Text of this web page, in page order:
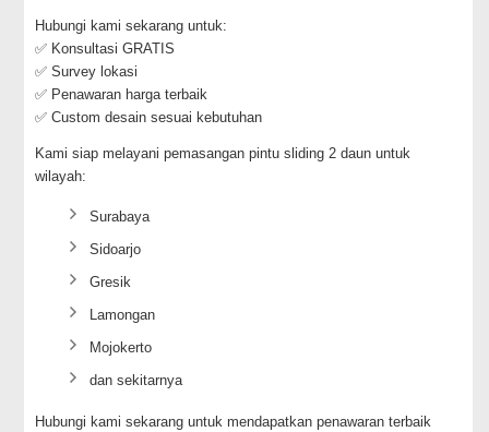
Hubungi kami sekarang untuk:
✅ Konsultasi GRATIS
✅ Survey lokasi
✅ Penawaran harga terbaik
✅ Custom desain sesuai kebutuhan
Kami siap melayani pemasangan pintu sliding 2 daun untuk
wilayah:
Surabaya
Sidoarjo
Gresik
Lamongan
Mojokerto
dan sekitarnya
Hubungi kami sekarang untuk mendapatkan penawaran terbaik